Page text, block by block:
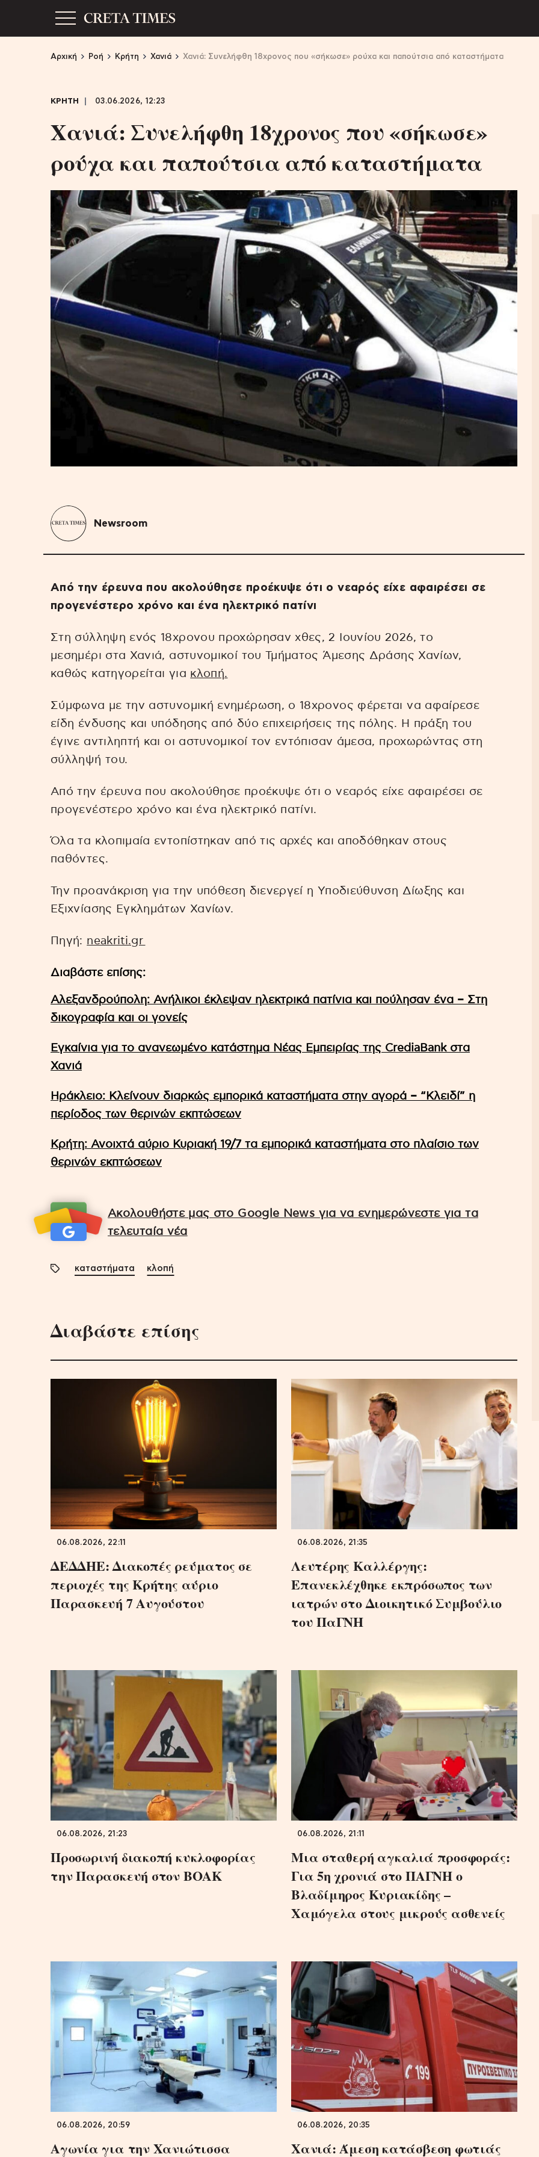
Αρχική Ροή Κρήτη Χανιά Χανιά: Συνελήφθη 18χρονος που «σήκωσε» ρούχα και παπούτσια από καταστήματα
ΚΡΗΤΗ 03.06.2026, 12:23
Χανιά: Συνελήφθη 18χρονος που «σήκωσε»
ρούχα και παπούτσια από καταστήματα
Newsroom
Από την έρευνα που ακολούθησε προέκυψε ότι ο νεαρός είχε αφαιρέσει σε
προγενέστερο χρόνο και ένα ηλεκτρικό πατίνι
Στη σύλληψη ενός 18χρονου προχώρησαν χθες, 2 Ιουνίου 2026, το
μεσημέρι στα Χανιά, αστυνομικοί του Τμήματος Άμεσης Δράσης Χανίων,
καθώς κατηγορείται για κλοπή.
Σύμφωνα με την αστυνομική ενημέρωση, ο 18χρονος φέρεται να αφαίρεσε
είδη ένδυσης και υπόδησης από δύο επιχειρήσεις της πόλης. Η πράξη του
έγινε αντιληπτή και οι αστυνομικοί τον εντόπισαν άμεσα, προχωρώντας στη
σύλληψή του.
Από την έρευνα που ακολούθησε προέκυψε ότι ο νεαρός είχε αφαιρέσει σε
προγενέστερο χρόνο και ένα ηλεκτρικό πατίνι.
Όλα τα κλοπιμαία εντοπίστηκαν από τις αρχές και αποδόθηκαν στους
παθόντες.
Την προανάκριση για την υπόθεση διενεργεί η Υποδιεύθυνση Δίωξης και
Εξιχνίασης Εγκλημάτων Χανίων.
Πηγή: neakriti.gr
Διαβάστε επίσης:
Αλεξανδρούπολη: Ανήλικοι έκλεψαν ηλεκτρικά πατίνια και πούλησαν ένα – Στη
δικογραφία και οι γονείς
Εγκαίνια για το ανανεωμένο κατάστημα Νέας Εμπειρίας της CrediaBank στα
Χανιά
Ηράκλειο: Κλείνουν διαρκώς εμπορικά καταστήματα στην αγορά – “Κλειδί” η
περίοδος των θερινών εκπτώσεων
Κρήτη: Ανοιχτά αύριο Κυριακή 19/7 τα εμπορικά καταστήματα στο πλαίσιο των
θερινών εκπτώσεων
Ακολουθήστε μας στο Google News για να ενημερώνεστε για τα
τελευταία νέα
καταστήματα κλοπή
Διαβάστε επίσης
06.08.2026, 22:11
ΔΕΔΔΗΕ: Διακοπές ρεύματος σε
περιοχές της Κρήτης αύριο
Παρασκευή 7 Αυγούστου
06.08.2026, 21:35
Λευτέρης Καλλέργης:
Επανεκλέχθηκε εκπρόσωπος των
ιατρών στο Διοικητικό Συμβούλιο
του ΠαΓΝΗ
06.08.2026, 21:23
Προσωρινή διακοπή κυκλοφορίας
την Παρασκευή στον ΒΟΑΚ
06.08.2026, 21:11
Μια σταθερή αγκαλιά προσφοράς:
Για 5η χρονιά στο ΠΑΓΝΗ ο
Βλαδίμηρος Κυριακίδης –
Χαμόγελα στους μικρούς ασθενείς
06.08.2026, 20:59
Αγωνία για την Χανιώτισσα
06.08.2026, 20:35
Χανιά: Άμεση κατάσβεση φωτιάς